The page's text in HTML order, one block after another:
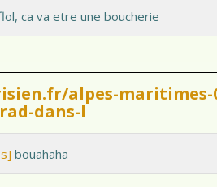
ca va etre une boucherie
alpes-maritimes-
dans-l
bouahaha